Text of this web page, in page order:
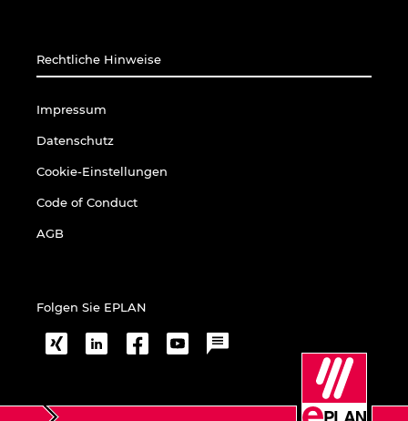
Rechtliche Hinweise
Impressum
Datenschutz
Cookie-Einstellungen
Code of Conduct
AGB
Folgen Sie EPLAN